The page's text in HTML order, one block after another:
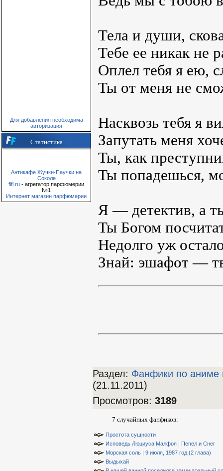
Для добавления необходима
авторизация
Статистика
Антикафе Жучки-Паучки на
Соколе
fifi.ru - агрегатор парфюмерии
№1
Интернет магазин парфюмерии
Тела и души,
Тебе ее никак не
Оплел тебя я ею,
Ты от меня не
Насквозь тебя я
Запутать меня
Ты, как
Ты попадешься,
Я — детектив, а
Ты Богом
Недолго уж
Знай: эшафот —
Раздел: Фанфики по аниме
(21.11.2011)
Просмотров: 3189
7 случайных фанфиков:
Простота сущности
Исповедь Люциуса Малфоя | Пепел и Снег
Морская соль | 9 июля, 1987 год (2 глава)
Выдыхай